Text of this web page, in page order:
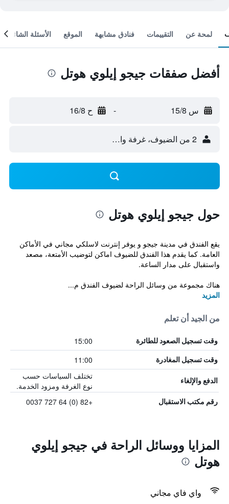
لمحة عن التقييمات فنادق مشابهة الموقع الأسئلة الشائعة
أفضل صفقات جيجو إيلوي هوتل
س 15/8 - ح 16/8
2 من الضيوف، غرفة واحدة
حول جيجو إيلوي هوتل
يقع الفندق في مدينة جيجو و يوفر إنترنت لاسلكي مجاني في الأماكن
العامة. كما يقدم هذا الفندق للضيوف اماكن لتوضيب الأمتعة، مصعد
واستقبال على مدار الساعة.
هناك مجموعة من وسائل الراحة لضيوف الفندق م...
المزيد
من الجيد أن تعلم
وقت تسجيل الصعود للطائرة 15:00
وقت تسجيل المغادرة 11:00
الدفع والإلغاء
تختلف السياسات حسب
نوع الغرفة ومزود الخدمة.
رقم مكتب الاستقبال +82 (0) 64 727 0037
المزايا ووسائل الراحة في جيجو إيلوي
هوتل
واي فاي مجاني